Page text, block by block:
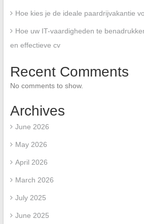
Hoe kies je de ideale paardrijvakantie
Hoe uw IT-vaardigheden te
en effectieve cv
Recent Comments
No comments to show.
Archives
June 2026
May 2026
April 2026
March 2026
July 2025
June 2025